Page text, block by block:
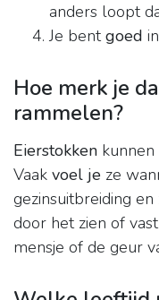
anders loopt
Je bentgoed
Hoe merk je
rammelen?
Eierstokken
Vaak voel je ze
gezinsuitbreiding
door het zien of
mensje of de geur